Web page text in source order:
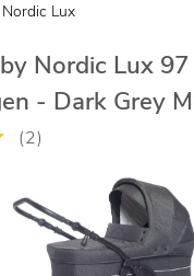
Nordic Lux
Nordic Lux 97
- Dark Grey
(2)